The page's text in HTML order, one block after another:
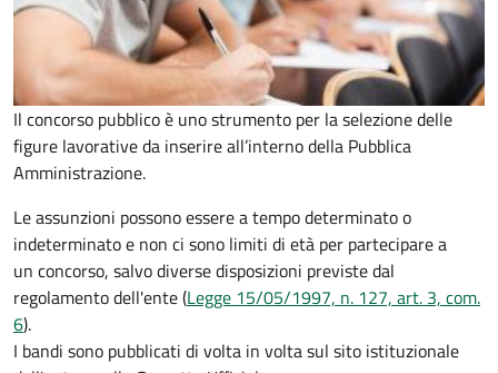
Il concorso pubblico è uno strumento per la selezione delle
figure lavorative da inserire all’interno della Pubblica
Amministrazione.
Le assunzioni possono essere a tempo determinato o
indeterminato e non ci sono limiti di età per partecipare a
un concorso, salvo diverse disposizioni previste dal
regolamento dell'ente (Legge 15/05/1997, n. 127, art. 3, com.
6).
I bandi sono pubblicati di volta in volta sul sito istituzionale